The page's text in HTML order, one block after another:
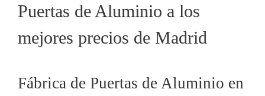
Puertas de Aluminio a los
mejores precios de Madrid
Fábrica de Puertas de Aluminio en